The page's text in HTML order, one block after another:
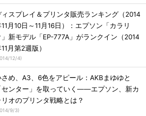
ィスプレイ＆プリンタ販売ランキング（2014
月10日～11月16日）：エプソン「カラリ
」新モデル「EP-777A」がランクイン（2014
月第2週版）
12/4)
さめ、A3、6色をアピール：AKBまゆゆと
センター」を取っていく――エプソン、新カ
リオのプリンタ戦略とは？
9/3)